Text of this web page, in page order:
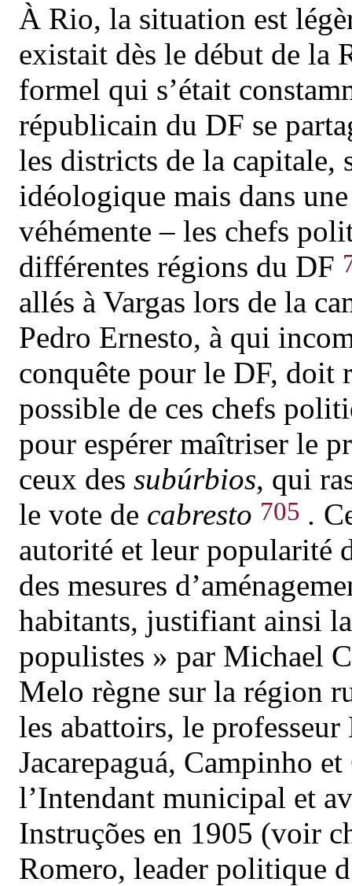
À Rio, la situation est
existait dès le début de la
formel qui s’était
républicain du DF se
les districts de la capitale,
idéologique mais dans
véhémente – les chefs
différentes régions du DF
allés à Vargas lors de la
Pedro Ernesto, à qui
conquête pour le DF, doit
possible de ces chefs
pour espérer maîtriser le
ceux des subúrbios, qui
le vote de cabresto 705 .
autorité et leur popularité
des mesures
habitants, justifiant ainsi
populistes » par Michael
Melo règne sur la région
les abattoirs, le
Jacarepaguá, Campinho
l’Intendant municipal et
Instruções en 1905 (voir
Romero, leader politique